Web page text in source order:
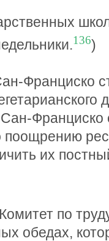
136)
Франциско
Франциско
их
по
обедах,